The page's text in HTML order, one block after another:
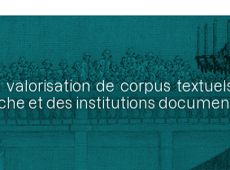
de corpus
et des institutions